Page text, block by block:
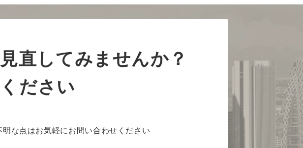
直してみませんか？
ださい
明な点はお気軽にお問い合わせください